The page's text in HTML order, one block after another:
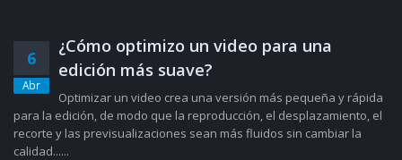
6
Abr
¿Cómo optimizo un video para una
edición más suave?
Optimizar un video crea una versión más pequeña y rápida
para la edición, de modo que la reproducción, el desplazamiento, el
recorte y las previsualizaciones sean más fluidos sin cambiar la
calidad......